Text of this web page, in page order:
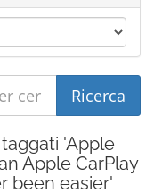
'Apple
Apple CarPlay
been easier'